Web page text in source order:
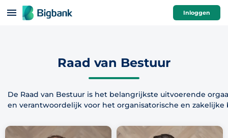
Spring naar onderwerp Inloggen
Raad van Bestuur
De Raad van Bestuur is het belangrijkste uitvoerende
en verantwoordelijk voor het organisatorische en zakelijke